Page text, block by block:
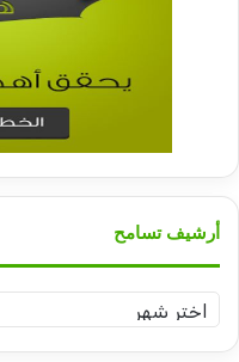
أرشيف تسامح
أرشيف
تسامح